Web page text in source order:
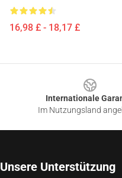
16,98 £ - 18,17 £
Internationale
Im Nutzungsland
Unsere Unterstützung